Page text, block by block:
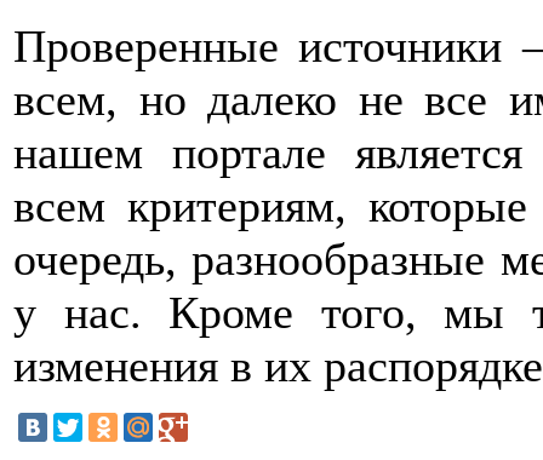
Проверенные источники
всем, но далеко не все
нашем портале
всем критериям,
очередь, разнообразные
у нас. Кроме того, мы
изменения в их